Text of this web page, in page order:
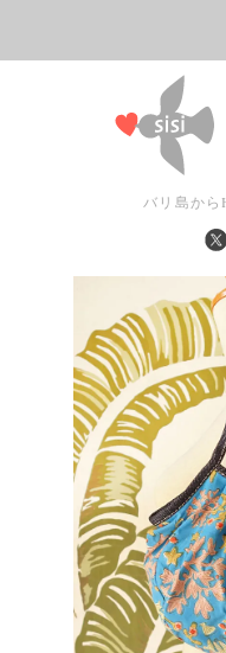
バリ島か